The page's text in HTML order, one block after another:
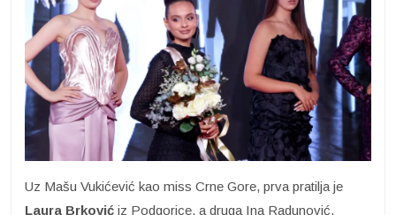
Uz Mašu Vukićević kao miss Crne Gore, prva pratilja je
Laura Brković iz Podgorice, a druga Ina Radunović,